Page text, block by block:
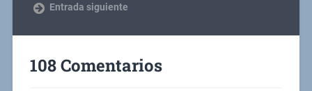
Entrada siguiente
108 Comentarios